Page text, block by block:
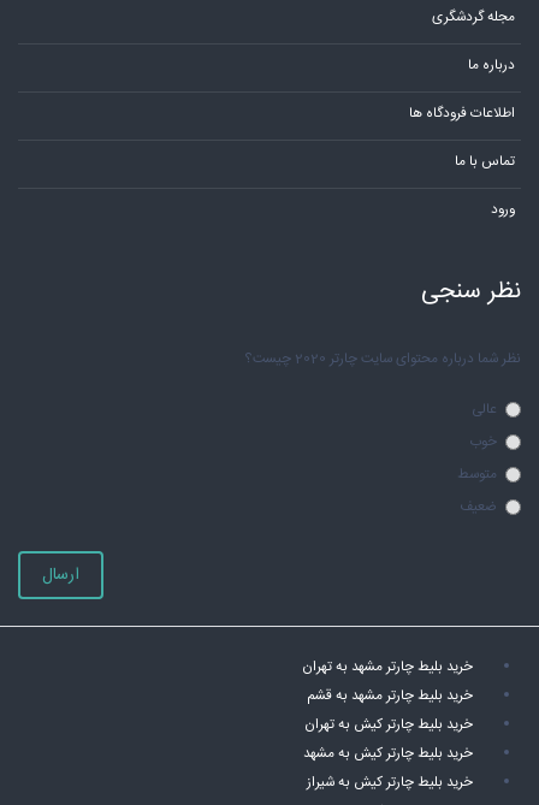
مجله گردشگری
درباره ما
اطلاعات فرودگاه ها
تماس با ما
ورود
نظر سنجی
نظر شما درباره محتوای سایت چارتر 2020 چیست؟
عالی
خوب
متوسط
ضعیف
ارسال
خرید بلیط چارتر مشهد به تهران
خرید بلیط چارتر مشهد به قشم
خرید بلیط چارتر کیش به تهران
خرید بلیط چارتر کیش به مشهد
خرید بلیط چارتر کیش به شیراز